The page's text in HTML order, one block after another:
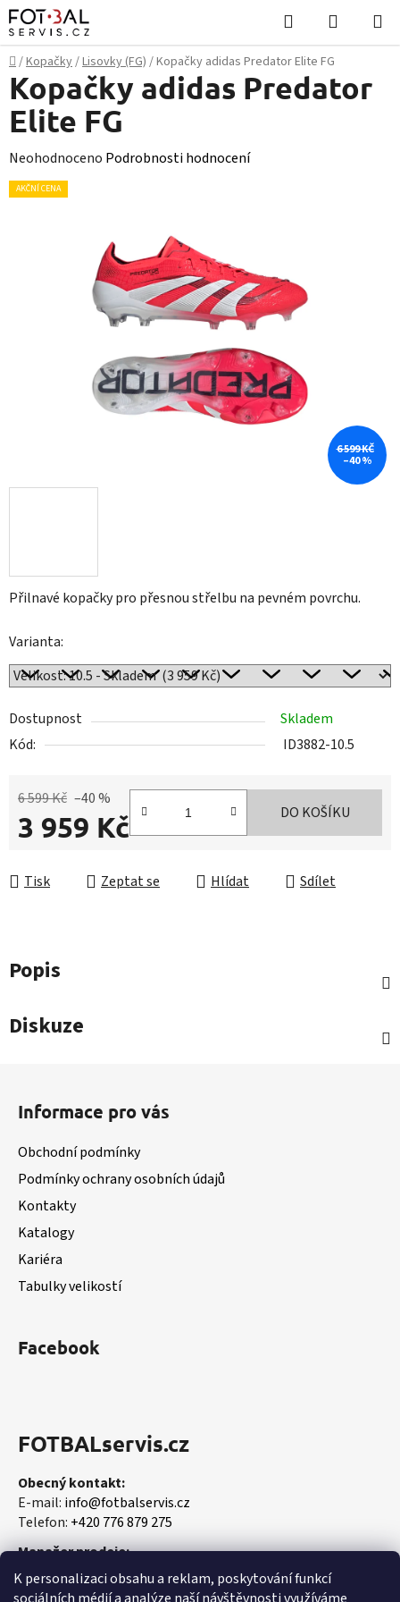
K personalizaci obsahu a reklam, poskytování funkcí
Přejít
na
obsah
Hledat
KOŠÍK
Domů
/Kopačky/Lisovky (FG) /Kopačky adidas Predator Elite FG
Přilnavé kopačky pro přesnou střelbu na pevném povrchu.
Varianta:
Dostupnost
Skladem
Kód:
ID3882-10.5
6 599 Kč –40 %
3 959 Kč DO KOŠÍKU
Tisk Zeptat se Hlídat Sdílet
Kopačky adidas Predator
Elite FG
Průměrné
hodnocení
Neohodnoceno Podrobnosti hodnocení
AKČNÍ CENA
6 599 KČ
–40 %
Popis
Diskuze
Informace pro vás
Obchodní podmínky
Podmínky ochrany osobních údajů
Kontakty
Katalogy
Kariéra
Tabulky velikostí
Facebook
FOTBALservis.cz
Obecný kontakt:
E-mail: info@fotbalservis.cz
Telefon: +420 776 879 275
Manažer prodeje:
Martin Vališ
Mobil:+420 606 657 244